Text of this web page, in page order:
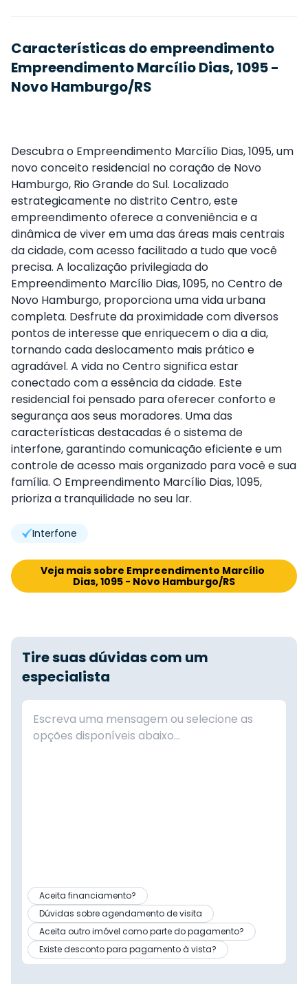
Características do empreendimento
Empreendimento Marcílio Dias, 1095 -
Novo Hamburgo/RS
Descubra o Empreendimento Marcílio Dias, 1095, um
novo conceito residencial no coração de Novo
Hamburgo, Rio Grande do Sul. Localizado
estrategicamente no distrito Centro, este
empreendimento oferece a conveniência e a
dinâmica de viver em uma das áreas mais centrais
da cidade, com acesso facilitado a tudo que você
precisa. A localização privilegiada do
Empreendimento Marcílio Dias, 1095, no Centro de
Novo Hamburgo, proporciona uma vida urbana
completa. Desfrute da proximidade com diversos
pontos de interesse que enriquecem o dia a dia,
tornando cada deslocamento mais prático e
agradável. A vida no Centro significa estar
conectado com a essência da cidade. Este
residencial foi pensado para oferecer conforto e
segurança aos seus moradores. Uma das
características destacadas é o sistema de
interfone, garantindo comunicação eficiente e um
controle de acesso mais organizado para você e sua
família. O Empreendimento Marcílio Dias, 1095,
prioriza a tranquilidade no seu lar.
Interfone
Veja mais sobre Empreendimento Marcílio
Dias, 1095 - Novo Hamburgo/RS
Tire suas dúvidas com um
especialista
Aceita financiamento?
Dúvidas sobre agendamento de visita
Aceita outro imóvel como parte do pagamento?
Existe desconto para pagamento à vista?